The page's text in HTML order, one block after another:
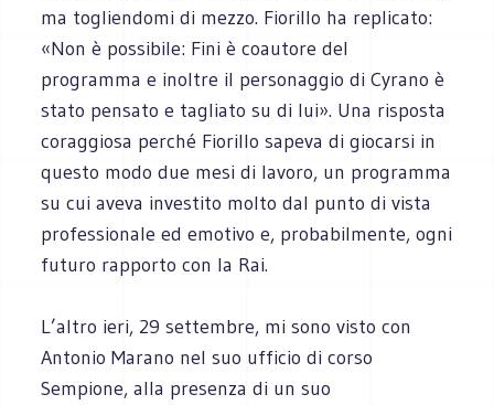
ma togliendomi di mezzo. Fiorillo ha replicato:
«Non è possibile: Fini è coautore del
programma e inoltre il personaggio di Cyrano è
stato pensato e tagliato su di lui». Una risposta
coraggiosa perché Fiorillo sapeva di giocarsi in
questo modo due mesi di lavoro, un programma
su cui aveva investito molto dal punto di vista
professionale ed emotivo e, probabilmente, ogni
futuro rapporto con la Rai.
L’altro ieri, 29 settembre, mi sono visto con
Antonio Marano nel suo ufficio di corso
Sempione, alla presenza di un suo